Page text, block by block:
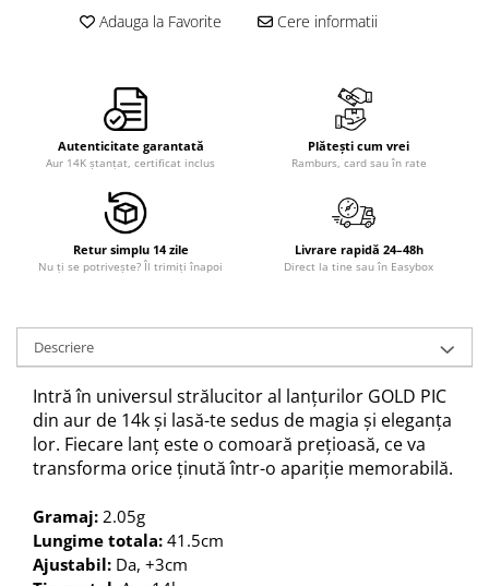
Adauga la Favorite Cere informatii
Autenticitate garantată
Aur 14K ștanțat, certificat inclus
Plătești cum vrei
Ramburs, card sau în rate
Retur simplu 14 zile
Nu ți se potrivește? Îl trimiți înapoi
Livrare rapidă 24–48h
Direct la tine sau în Easybox
Descriere
Intră în universul strălucitor al lanțurilor GOLD PIC
din aur de 14k și lasă-te sedus de magia și eleganța
lor. Fiecare lanț este o comoară prețioasă, ce va
transforma orice ținută într-o apariție memorabilă.
Gramaj: 2.05g
Lungime totala: 41.5cm
Ajustabil: Da, +3cm